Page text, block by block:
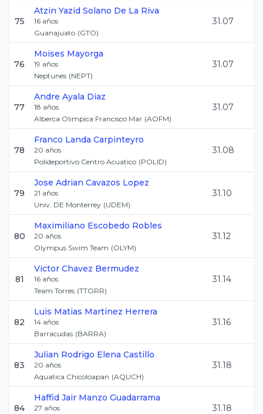
75
Atzin Yazid Solano De La Riva
16 años
Guanajuato (GTO)
31.07
76
Moises Mayorga
19 años
Neptunes (NEPT)
31.07
77
Andre Ayala Diaz
18 años
Alberca Olimpica Francisco Mar (AOFM)
31.07
78
Franco Landa Carpinteyro
20 años
Polideportivo Centro Acuatico (POLID)
31.08
79
Jose Adrian Cavazos Lopez
21 años
Univ. DE Monterrey (UDEM)
31.10
80
Maximiliano Escobedo Robles
20 años
Olympus Swim Team (OLYM)
31.12
81
Victor Chavez Bermudez
16 años
Team Torres (TTORR)
31.14
82
Luis Matias Martinez Herrera
14 años
Barracudas (BARRA)
31.16
83
Julian Rodrigo Elena Castillo
20 años
Aquatica Chicoloapan (AQUCH)
31.18
84
Haffid Jair Manzo Guadarrama
27 años
31.18